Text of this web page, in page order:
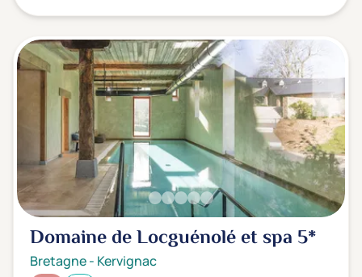
Domaine de Locguénolé et spa 5*
Bretagne- Kervignac